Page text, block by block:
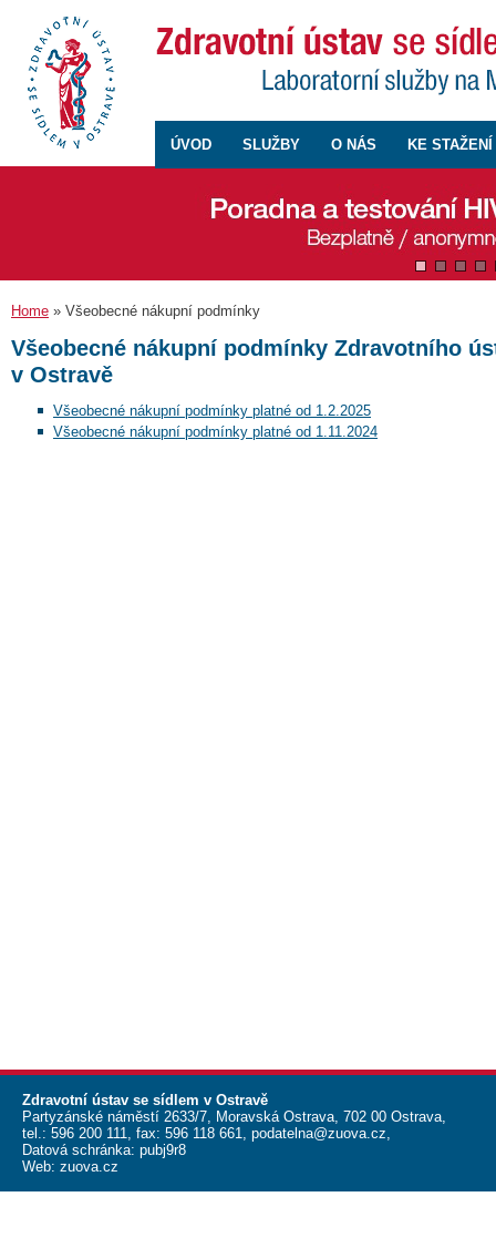
ÚVOD SLUŽBY O NÁS KE STAŽENÍ
Home » Všeobecné nákupní podmínky
Všeobecné nákupní podmínky Zdravotního
v Ostravě
Všeobecné nákupní podmínky platné od 1.2.2025
Všeobecné nákupní podmínky platné od 1.11.2024
Zdravotní ústav se sídlem v Ostravě
Partyzánské náměstí 2633/7, Moravská Ostrava, 702 00 Ostrava,
tel.: 596 200 111, fax: 596 118 661, podatelna@zuova.cz,
Datová schránka: pubj9r8
Web: zuova.cz